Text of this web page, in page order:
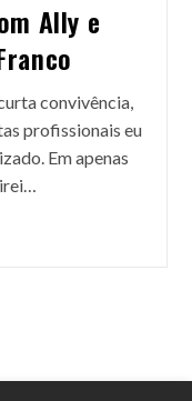
Ally e
convivência,
profissionais eu
Em apenas